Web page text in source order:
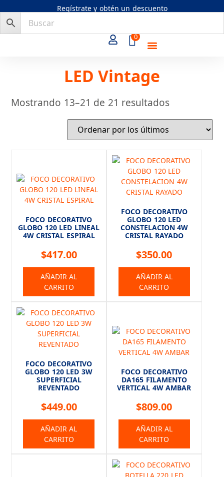
Regístrate y obtén un descuento
0
LED Vintage
Mostrando 13–21 de 21 resultados
FOCO DECORATIVO
GLOBO 120 LED LINEAL
4W CRISTAL ESPIRAL
$417.00
AÑADIR AL
CARRITO
FOCO DECORATIVO
GLOBO 120 LED
CONSTELACION 4W
CRISTAL RAYADO
$350.00
AÑADIR AL
CARRITO
FOCO DECORATIVO
GLOBO 120 LED 3W
SUPERFICIAL
REVENTADO
$449.00
AÑADIR AL
CARRITO
FOCO DECORATIVO
DA165 FILAMENTO
VERTICAL 4W AMBAR
$809.00
AÑADIR AL
CARRITO